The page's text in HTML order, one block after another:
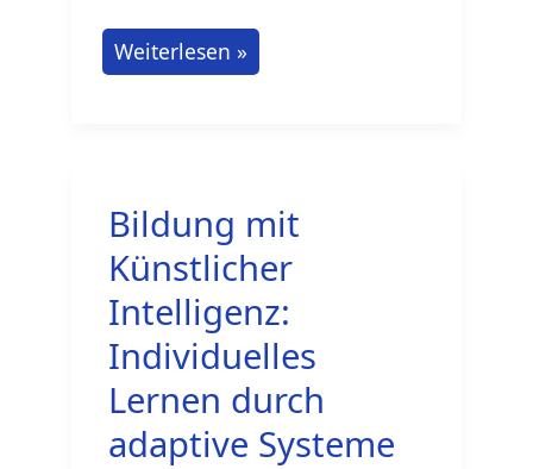
Erfolgreicher
Studienabschluss:
perfekten
Thesis
deutschen
Hochschulen
Weiterlesen »
Bildung mit
Künstlicher
Intelligenz:
Individuelles
Lernen durch
adaptive Systeme